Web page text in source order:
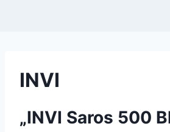
INVI
„INVI Saros 500